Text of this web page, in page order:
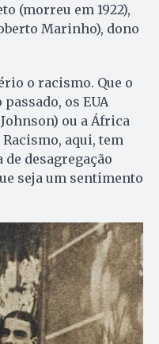
(morreu em 1922),
Marinho), dono
o racismo. Que o
os EUA
ou a África
aqui, tem
desagregação
seja um sentimento